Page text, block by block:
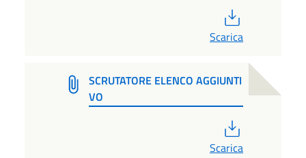
Scarica
SCRUTATORE ELENCO AGGIUNTI
VO
Scarica